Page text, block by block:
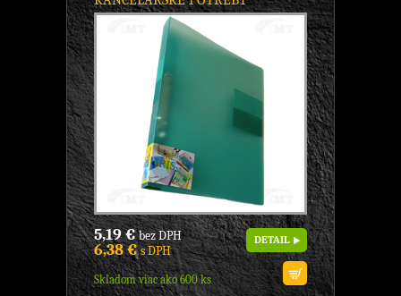
5,19 €bez DPH
6,38 €s DPH
Skladom viac ako 600 ks
DETAIL